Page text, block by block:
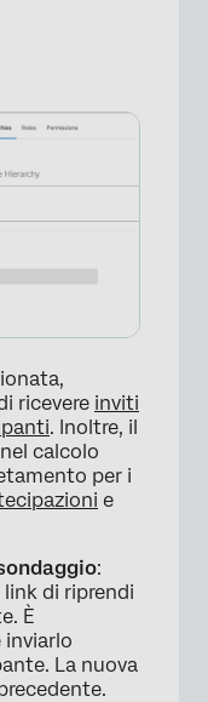
×
ricevere inviti
. Inoltre, il
calcolo
per i
e
:
di riprendi
È
La nuova